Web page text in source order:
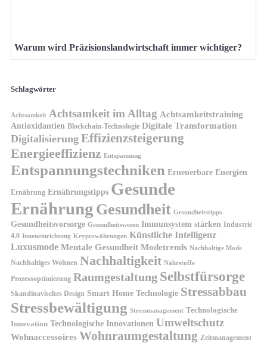
Warum wird Präzisionslandwirtschaft immer wichtiger?
Schlagwörter
Achtsamkeit Achtsamkeit im Alltag Achtsamkeitstraining
Antioxidantien Blockchain-Technologie Digitale Transformation
Digitalisierung Effizienzsteigerung
Energieeffizienz Entspannung
Entspannungstechniken Erneuerbare Energien
Ernährung Ernährungstipps Gesunde
Ernährung Gesundheit Gesundheitstipps
Gesundheitsvorsorge Gesundheitswesen Immunsystem stärken Industrie
4.0 Inneneinrichtung Kryptowährungen Künstliche Intelligenz
Luxusmode Mentale Gesundheit Modetrends Nachhaltige Mode
Nachhaltiges Wohnen Nachhaltigkeit Nährstoffe
Prozessoptimierung Raumgestaltung Selbstfürsorge
Skandinavisches Design Smart Home Technologie Stressabbau
Stressbewältigung Stressmanagement Technologische
Innovation Technologische Innovationen Umweltschutz
Wohnaccessoires Wohnraumgestaltung Zeitmanagement